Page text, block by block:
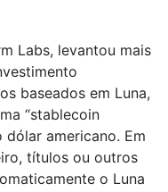
Labs, levantou mais
baseados em Luna,
“stablecoin
americano. Em
títulos ou outros
o Luna